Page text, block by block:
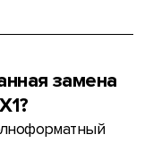
замена